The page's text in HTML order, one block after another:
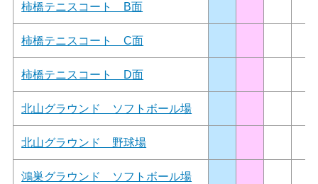
柿橋テニスコート B面
柿橋テニスコート C面
柿橋テニスコート D面
北山グラウンド ソフトボール場
北山グラウンド 野球場
鴻巣グラウンド ソフトボール場